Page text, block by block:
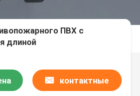
ПВХ с
длиной
контактные